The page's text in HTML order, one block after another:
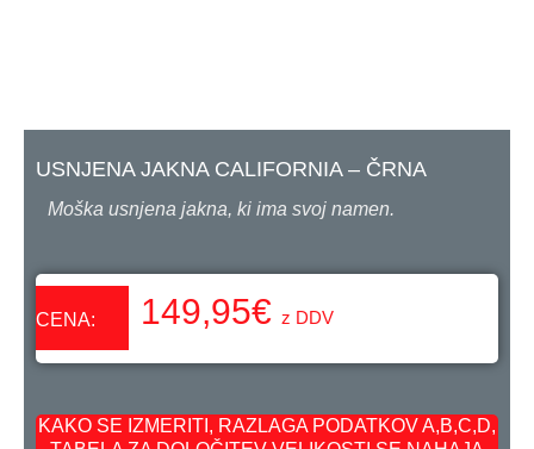
USNJENA JAKNA CALIFORNIA – ČRNA
Moška usnjena jakna, ki ima svoj namen.
CENA: 149,95€ z DDV
KAKO SE IZMERITI, RAZLAGA PODATKOV A,B,C,D,